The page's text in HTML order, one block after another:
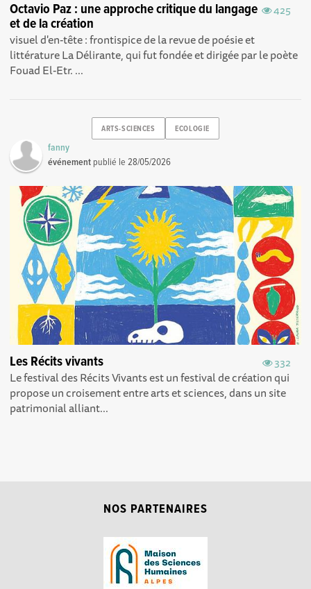
425
Octavio Paz : une approche critique du langage
et de la création
visuel d'en-tête : frontispice de la revue de poésie et
littérature La Délirante, qui fut fondée et dirigée par le poète
Fouad El-Etr. ...
ARTS-SCIENCES ECOLOGIE
fanny
événement publié le28/05/2026
332
Les Récits vivants
Le festival des Récits Vivants est un festival de création qui
propose un croisement entre arts et sciences, dans un site
patrimonial alliant...
NOS PARTENAIRES